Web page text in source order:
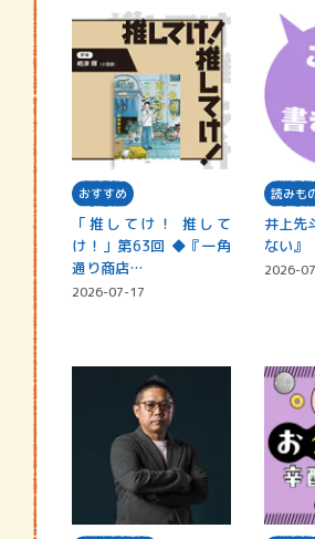
おすすめ
「推してけ！ 推して
け！」第63回 ◆『一角
通り商店…
2026-07-17
読みも
井上先
ない』
2026-